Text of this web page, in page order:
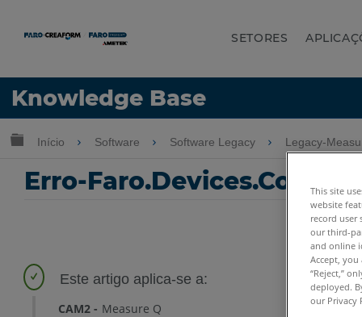
SETORES
Knowledge Base
Idioma
Expandir/recolher hierarquia global
Início Software Software Legacy Legacy-
Erro-
CAM2 Measure Q
This site
website
record user
our third-
and online
Accept,
“Reject,”
deployed.
our Privacy